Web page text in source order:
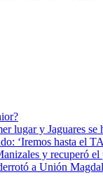
lugar y Jaguares se
‘Iremos hasta el
y recuperó
a Unión